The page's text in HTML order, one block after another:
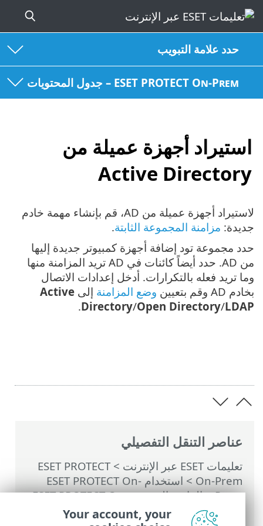
حدد علامة التبويب
ESET PROTECT On-Prem – جدول المحتويات
استيراد أجهزة عميلة من
Active Directory
عناصر التنقل التفصيلي
تعليمات ESET عبر الإنترنت >
ESET PROTECT
On-Prem
>
استخدام ‎ESET PROTECT On-
Prem
>
القائمة الرئيسية ESET PROTECT On-
>أجهزة الكمبيوتر>المجموعات>
لاستيراد أجهزة عميلة من AD، قم بإنشاء مهمة خادم
جديدة: مزامنة المجموعة الثابتة.
حدد مجموعة تود إضافة أجهزة كمبيوتر جديدة إليها
من AD. حدد أيضاً كائنات في AD تريد المزامنة منها
وما تريد فعله بالتكرارات. أدخل إعدادات الاتصال
بخادم AD وقم بتعيين
وضع المزامنة إلى Active
Directory/Open Directory/LDAP
.
Your account, your